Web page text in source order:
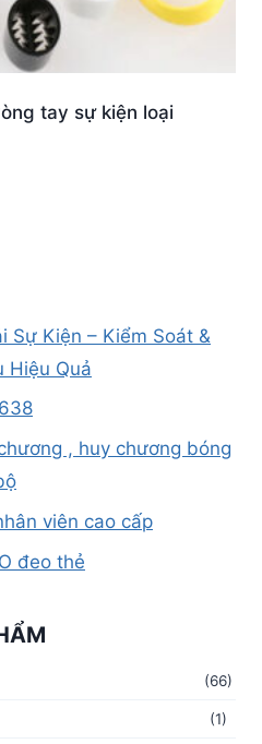
tay sự kiện loại
Sự Kiện – Kiểm Soát &
Hiệu Quả
, huy chương bóng
viên cao cấp
đeo thẻ
(66)
(1)